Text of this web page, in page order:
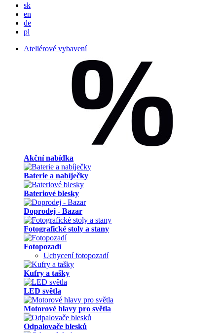
sk
en
de
pl
Ateliérové vybavení
Akční nabídka
Baterie a nabíječky
Bateriové blesky
Doprodej - Bazar
Fotografické stoly a stany
Fotopozadí
Uchycení fotopozadí
Kufry a tašky
LED světla
Motorové hlavy pro světla
Odpalovače blesků